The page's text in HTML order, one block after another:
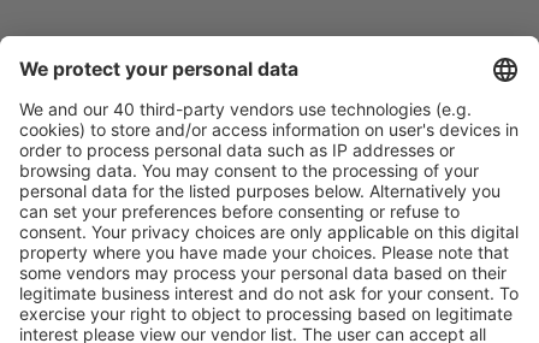
Plan veilig
Bespaar meer
Reisaanbiedingen en speciale aanbiedingen voor
geregistreerde gebruikers.
Accommodaties die u bevallen
Kies uit meer dan 1,3 miljoen accommodaties: hotels,
jeugdherbergen, appartementen en meer.